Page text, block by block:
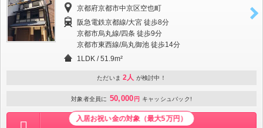
京都府京都市中京区空也町
阪急電鉄京都線/大宮 徒歩8分
京都市烏丸線/四条 徒歩9分
京都市東西線/烏丸御池 徒歩14分
1LDK / 51.9m²
ただいま 2人 が検討中！
対象者全員に 50,000 円 キャッシュバック!
入居お祝い金の対象（最大5万円）